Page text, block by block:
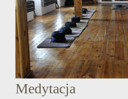
Medytacja